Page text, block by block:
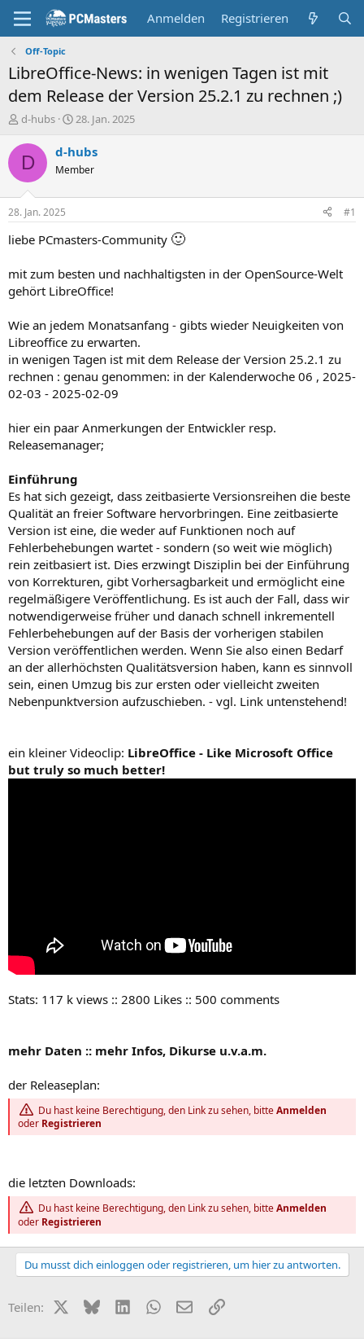
Anmelden Registrieren
Off-Topic
LibreOffice-News: in wenigen Tagen ist mit
dem Release der Version 25.2.1 zu rechnen ;)
E
s
e
r
d-hubs
E
s
e
t
a
28. Jan. 2025
D d-hubs
Member
28. Jan. 2025 #1
liebe PCmasters-Community 🙂
mit zum besten und nachhaltigsten in der OpenSource-Welt
gehört LibreOffice!
Wie an jedem Monatsanfang - gibts wieder Neuigkeiten von
Libreoffice zu erwarten.
in wenigen Tagen ist mit dem Release der Version 25.2.1 zu
rechnen : genau genommen: in der Kalenderwoche 06 , 2025-
02-03 - 2025-02-09
hier ein paar Anmerkungen der Entwickler resp.
Releasemanager;
Einführung
Es hat sich gezeigt, dass zeitbasierte Versionsreihen die beste
Qualität an freier Software hervorbringen. Eine zeitbasierte
Version ist eine, die weder auf Funktionen noch auf
Fehlerbehebungen wartet - sondern (so weit wie möglich)
rein zeitbasiert ist. Dies erzwingt Disziplin bei der Einführung
von Korrekturen, gibt Vorhersagbarkeit und ermöglicht eine
regelmäßigere Veröffentlichung. Es ist auch der Fall, dass wir
notwendigerweise früher und danach schnell inkrementell
Fehlerbehebungen auf der Basis der vorherigen stabilen
Version veröffentlichen werden. Wenn Sie also einen Bedarf
an der allerhöchsten Qualitätsversion haben, kann es sinnvoll
sein, einen Umzug bis zur ersten oder vielleicht zweiten
Nebenpunktversion aufzuschieben. - vgl. Link untenstehend!
ein kleiner Videoclip: LibreOffice - Like Microsoft Office
but truly so much better!
Stats: 117 k views :: 2800 Likes :: 500 comments
mehr Daten :: mehr Infos, Dikurse u.v.a.m.
der Releaseplan:
Du hast keine Berechtigung, den Link zu sehen, bitteAnmelden
oder Registrieren
die letzten Downloads:
Du hast keine Berechtigung, den Link zu sehen, bitteAnmelden
oder Registrieren
Du musst dich einloggen oder registrieren, um hier zu antworten.
Teilen: X (Twitter)
BlueskyLinkedInWhatsApp
E-MailLink